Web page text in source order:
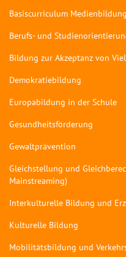
Basiscurriculum Medienbildung
Berufs- und
Bildung zur Akzeptanz von
Demokratiebildung
Europabildung in der Schule
Gesundheitsförderung
Gewaltprävention
Gleichstellung und
Mainstreaming)
Interkulturelle Bildung und
Kulturelle Bildung
Mobilitätsbildung und